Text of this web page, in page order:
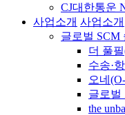
CJ대한통운
사업소개 사업소개
글로벌 SCM
더 풀
수송·
오네
글로벌
the